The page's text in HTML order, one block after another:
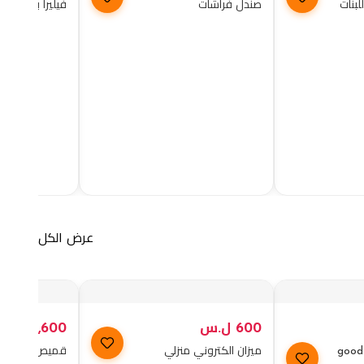
صندل فراشات فيليرا
عرض الكل
شفرة حلاقة نسائية good
600 ل.س
ميزان الكتروني منزلي
2,600
قميص بربطة